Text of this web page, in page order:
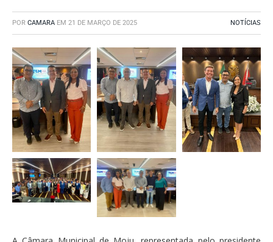
POR CAMARA EM 21 DE MARÇO DE 2025 NOTÍCIAS